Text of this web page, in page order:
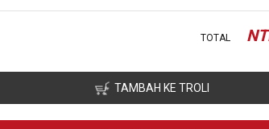
TOTAL
TAMBAH KE TROLI